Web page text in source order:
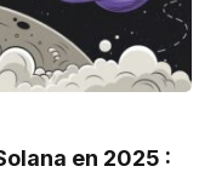
en 2025 :